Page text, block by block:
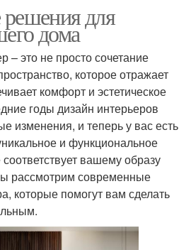
для
дома
это не просто сочетание
которое отражает
комфорт и эстетическое
годы дизайн интерьеров
изменения, и теперь у вас есть
и функциональное
вашему образу
рассмотрим современные
которые помогут вам сделать